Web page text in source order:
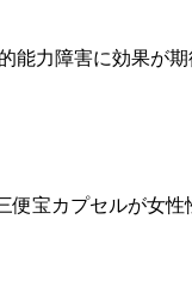
力障害に効果が
宝カプセルが女性